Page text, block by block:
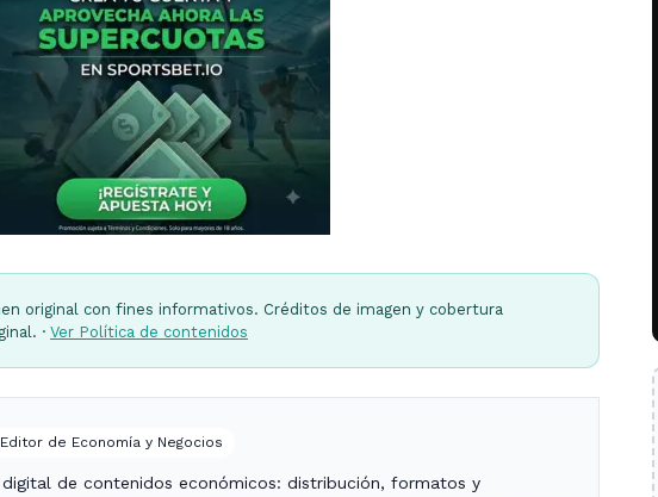
original con fines informativos. Créditos de imagen y cobertura
· Ver Política de contenidos
Editor de Economía y Negocios
de contenidos económicos: distribución, formatos y